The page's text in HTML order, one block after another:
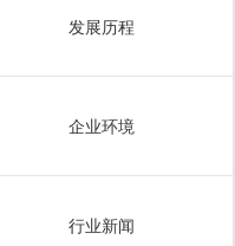
发展历程
企业环境
行业新闻